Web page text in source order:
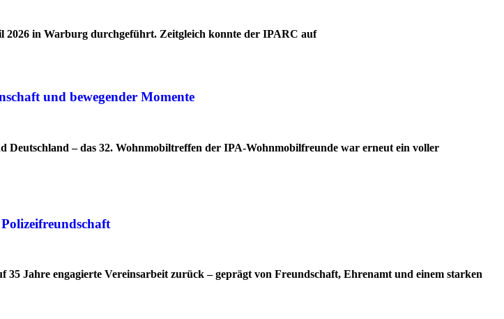
2026 in Warburg durchgeführt. Zeitgleich konnte der IPARC auf
und bewegender Momente
Deutschland – das 32. Wohnmobiltreffen der IPA-Wohnmobilfreunde war erneut ein voller
Jahre engagierte Vereinsarbeit zurück – geprägt von Freundschaft, Ehrenamt und einem starken